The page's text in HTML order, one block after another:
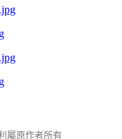
屬原作者所有